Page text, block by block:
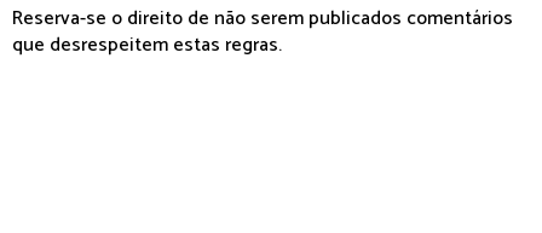
Reserva-se o direito de não serem publicados comentários
que desrespeitem estas regras.